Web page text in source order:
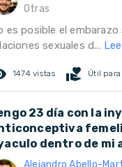
Otras
es posible el
sexuales d...
1474 vistas volunteer_activism Útil
23 día con la
dentro de mi
Alejandro Abello-